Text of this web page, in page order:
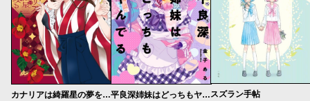
カナリアは綺羅星の夢をみる 平良深姉妹はどっちもヤんでるスズラン手帖